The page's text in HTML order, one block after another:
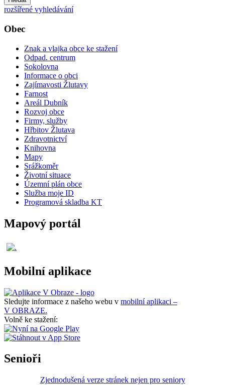
rozšířené vyhledávání
Obec
Znak a vlajka obce ke stažení
Odpad. centrum
Sokolovna
Informace o obci
Zajímavosti Žlutavy
Farnost
Areál Dubník
Rozvoj obce
Firmy, služby
Hřbitov Žlutava
Zdravotnictví
Knihovna
Mapy
Srážkoměr
Životní situace
Územní plán obce
Služba moje ID
Programová skladba KT
Mapový portál
Mobilní aplikace
Sledujte informace z našeho webu v mobilní aplikaci –
V OBRAZE.
Volně ke stažení:
Senioři
Zjednodušená verze stránek nejen pro seniory